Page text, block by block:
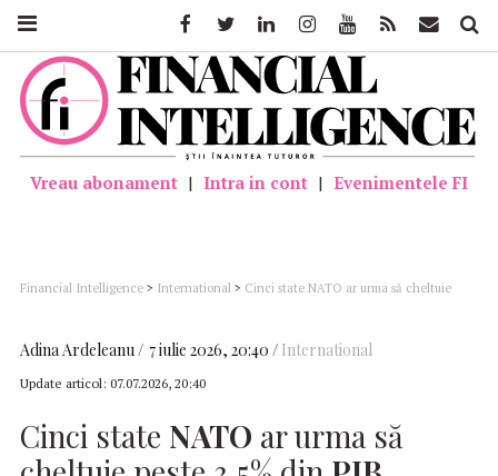
Vreau abonament | Intra in cont | Evenimentele FI
Financial Intelligence > International > Cinci state NATO ar urma să cheltuie
Adina Ardeleanu 7 iulie 2026, 20:40 International
Update articol: 07.07.2026, 20:40
Cinci state NATO ar urma să
FacebookTwitter LinkedinInstagramYoutube Feed Mail